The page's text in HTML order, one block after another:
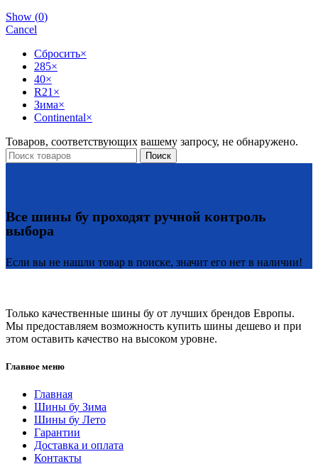
Show (0)
Cancel
Сбросить×
285×
40×
R21 ×
Зима×
Continental×
Товаров, соответствующих вашему запросу, не обнаружено.
Поиск
Все шины бу проходят ручной контроль
выбора
Если вы не нашли товар в поиске, значит его нет в наличии!
Только качественные шины бу от лучших брендов Европы.
Мы предоставляем возможность купить шины дешево и при
этом оставить качество на высоком уровне.
Главное меню
Главная
Шины бу Зима
Шины бу Лето
Гарантии
Доставка и оплата
Контакты